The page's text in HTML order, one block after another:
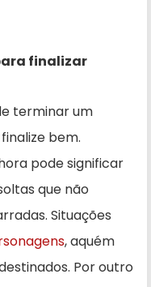
finalizar
terminar um
bem.
pode significar
que não
Situações
, aquém
Por outro